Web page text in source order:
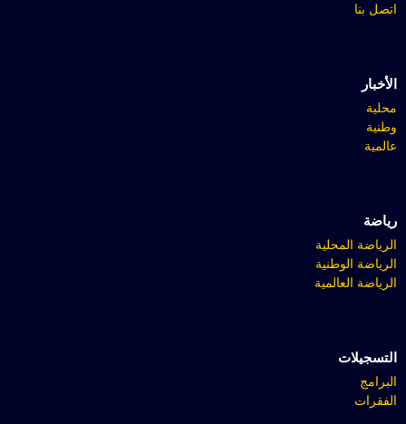
اتصل بنا
الأخبار
محلية
وطنية
عالمية
رياضة
الرياضة المحلية
الرياضة الوطنية
الرياضة العالمية
التسجيلات
البرامج
الفقرات